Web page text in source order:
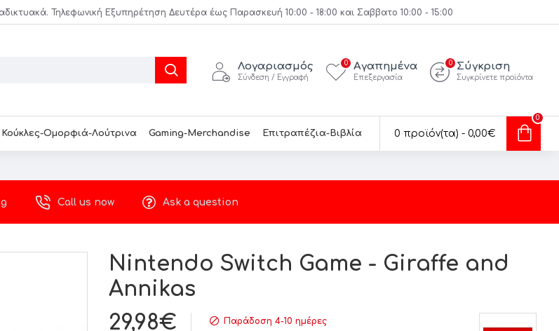
Τηλεφωνική Εξυπηρέτηση Δευτέρα έως Παρασκευή 10:00 - 18:00 και Σαββατο 10:00 - 15:00
Λογαριασμός
Σύνδεση / Εγγραφή
Αγαπημένα
Επεξεργασία
0 Σύγκριση
Συγκρίνετε προϊόντα
0
Κούκλες-Ομορφιά-Λούτρινα Gaming-Merchandise Επιτραπέζια-Βιβλία 0 προϊόν(τα) - 0,00€
0
Call us now Ask a question
Nintendo Switch Game - Giraffe and
Annikas
29,98€
Παράδοση 4-10 ημέρες